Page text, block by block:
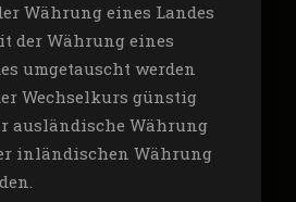
Währung eines Landes
der Währung eines
umgetauscht werden
Wechselkurs günstig
ausländische Währung
inländischen Währung